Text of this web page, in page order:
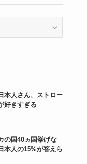
本人さん、ストロー
好きすぎる
の国40ヵ国挙げな
本人の15%が答えら